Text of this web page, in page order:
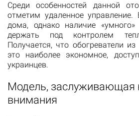
Среди особенностей данной
отметим удаленное
дома, однако наличие «умного»
держать под контролем
Получается, что обогреватели
это наиболее экономное,
украинцев.
Модель, заслуживающая
внимания